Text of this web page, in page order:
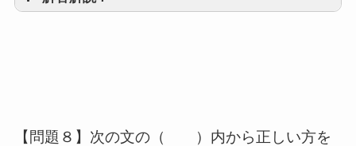
「to have 過去分詞」で完了形の不定詞
【問題８】次の文の（ ）内から正しい方を